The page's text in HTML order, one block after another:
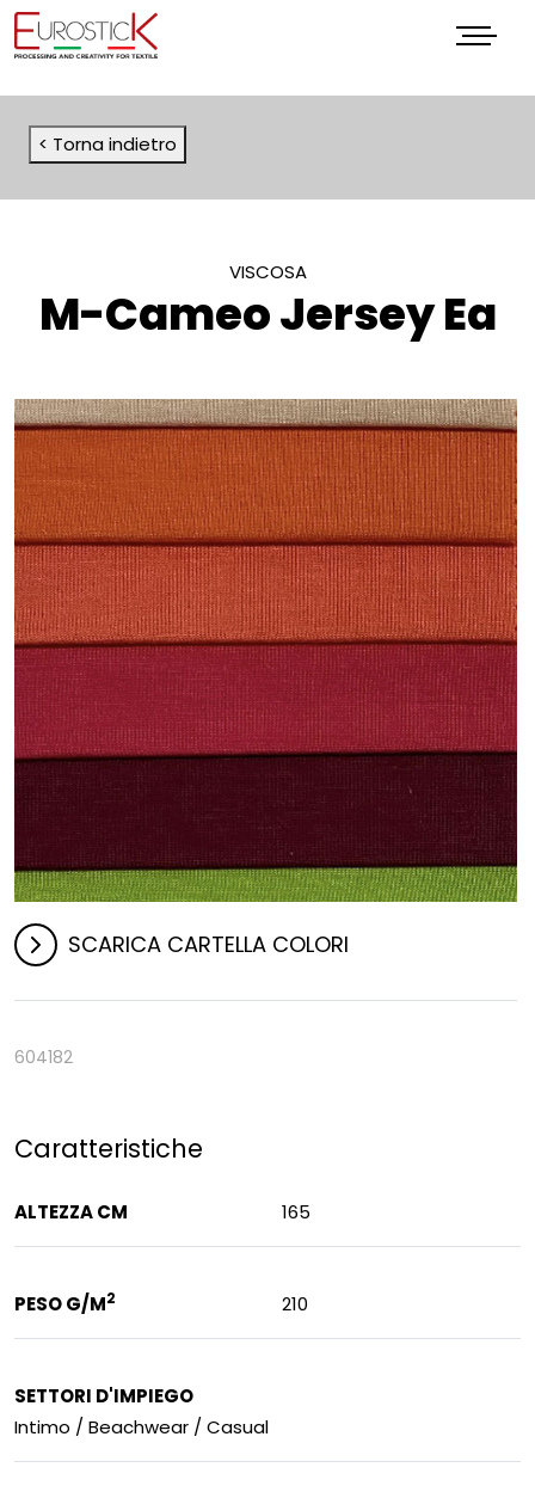
Menu
< Torna indietro
VISCOSA
M-Cameo Jersey Ea
SCARICA CARTELLA COLORI
604182
Caratteristiche
ALTEZZA CM 165
PESO G/M2 210
SETTORI D'IMPIEGO
Intimo / Beachwear / Casual